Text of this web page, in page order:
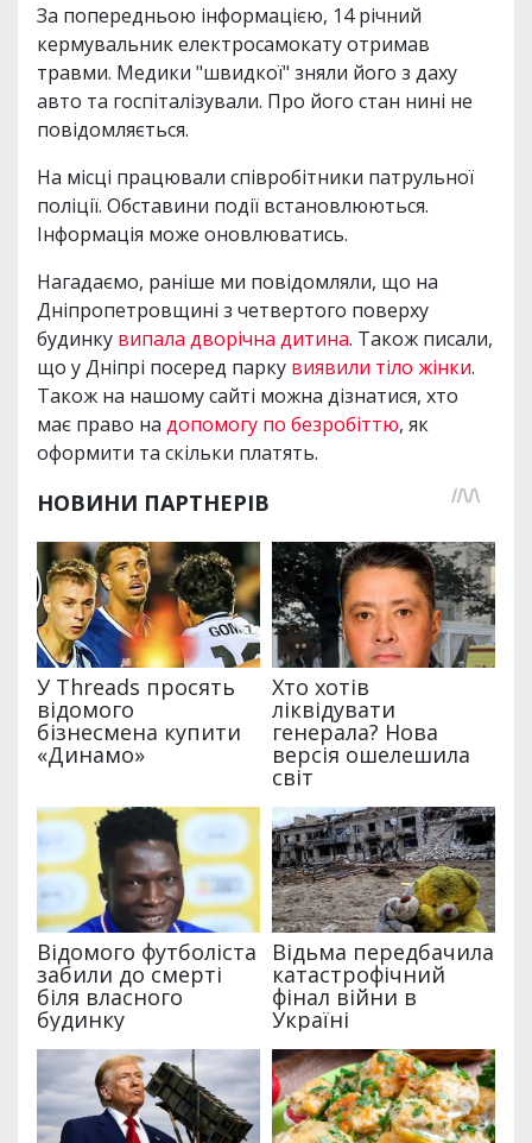
За попередньою інформацією, 14 річний
кермувальник електросамокату отримав
травми. Медики "швидкої" зняли його з даху
авто та госпіталізували. Про його стан нині не
повідомляється.
На місці працювали співробітники патрульної
поліції. Обставини події встановлюються.
Інформація може оновлюватись.
Нагадаємо, раніше ми повідомляли, що на
Дніпропетровщині з четвертого поверху
будинку випала дворічна дитина. Також писали,
що у Дніпрі посеред парку виявили тіло жінки.
Також на нашому сайті можна дізнатися, хто
має право на допомогу по безробіттю, як
оформити та скільки платять.